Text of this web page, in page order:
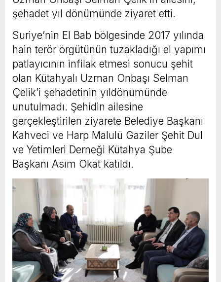
şehadet yıl dönümünde ziyaret etti.
Suriye’nin El Bab bölgesinde 2017 yılında
hain terör örgütünün tuzakladığı el yapımı
patlayıcının infilak etmesi sonucu şehit
olan Kütahyalı Uzman Onbaşı Selman
Çelik’i şehadetinin yıldönümünde
unutulmadı. Şehidin ailesine
gerçekleştirilen ziyarete Belediye Başkanı
Kahveci ve Harp Malulü Gaziler Şehit Dul
ve Yetimleri Derneği Kütahya Şube
Başkanı Asım Okat katıldı.